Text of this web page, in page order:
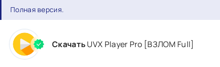
Полная версия.
СкачатьUVX Player Pro [ВЗЛОМ Full]